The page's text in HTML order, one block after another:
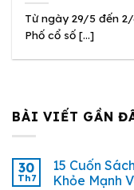
Từ ngày 29/5 đến
Phố cổ số [...]
BÀI VIẾT GẦN
30
Th7
15 Cuốn
Khỏe Mạnh